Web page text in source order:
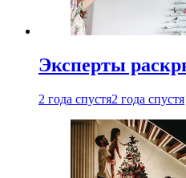
Эксперты
2 года спустя2 года спустя